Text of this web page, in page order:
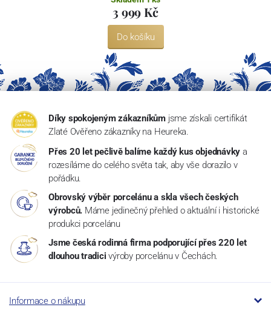
3 999 Kč
Do košíku
Díky spokojeným zákazníkům jsme získali certifikát
Zlaté Ověřeno zákazníky na Heureka.
Přes 20 let pečlivě balíme každý kus objednávky a
rozesíláme do celého světa tak, aby vše dorazilo v
pořádku.
Obrovský výběr porcelánu a skla všech českých
výrobců. Máme jedinečný přehled o aktuální i historické
produkci porcelánu
Jsme česká rodinná firma podporující přes 220 let
dlouhou tradici výroby porcelánu v Čechách.
Informace o nákupu